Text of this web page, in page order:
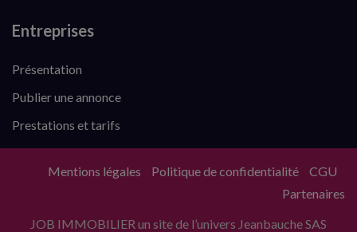
Entreprises
Présentation
Publier une annonce
Prestations et tarifs
JOB IMMOBILIER un site de l’univers Jeanbauche SAS
Mentions légales Politique de confidentialité
CGU
Partenaires